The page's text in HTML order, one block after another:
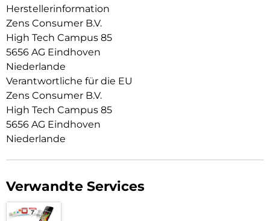
Watch Ultra. Beim Öffnen des Ständers wird ein iPhone 12
und höher aufgeladen und liegt dem Benutzer in
horizontaler Position gegenüber. Ein Reiseetui ist im
Lieferumfang enthalten und verstaut das 2-in-1 MagSafe +
Watch-Reiseladegerät sowie das USB-C-zu-USB-C-Ladekabel
sicher. Dieses einzigartige 2-in-1-Ladegerät inklusive
Reiseetui sorgt dafür, dass sich Kabel und Ladegeräte nicht
in einer Tasche oder einem Koffer verheddern. Seelenfrieden
mit der Kraft in Ihrer Handfläche.
Herstellerinformation
Zens Consumer B.V.
High Tech Campus 85
5656 AG Eindhoven
Niederlande
Verantwortliche für die EU
Zens Consumer B.V.
High Tech Campus 85
5656 AG Eindhoven
Niederlande
Verwandte Services